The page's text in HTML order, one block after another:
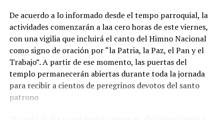
De acuerdo a lo informado desde el tempo parroquial, la
actividades comenzarán a laa cero horas de este viernes,
con una vigilia que incluirá el canto del Himno Nacional
como signo de oración por “la Patria, la Paz, el Pan y el
Trabajo”. A partir de ese momento, las puertas del
templo permanecerán abiertas durante toda la jornada
para recibir a cientos de peregrinos devotos del santo
patrono